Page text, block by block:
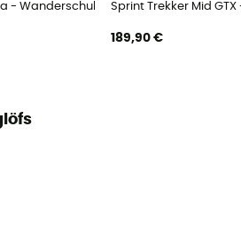
- Wanderschuhe - HerrenSprint Trekker Mid
189,90 €